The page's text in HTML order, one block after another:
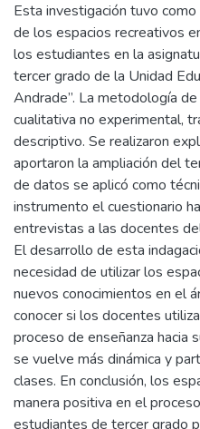
Esta investigación tuvo
de los espacios recreativos
los estudiantes en la
tercer grado de la Unidad
Andrade”. La metodología
cualitativa no experimental,
descriptivo. Se realizaron
aportaron la ampliación del
de datos se aplicó como
instrumento el cuestionario
entrevistas a las docentes
El desarrollo de esta
necesidad de utilizar los
nuevos conocimientos en el
conocer si los docentes
proceso de enseñanza hacia
se vuelve más dinámica y
clases. En conclusión, los
manera positiva en el
estudiantes de tercer grado